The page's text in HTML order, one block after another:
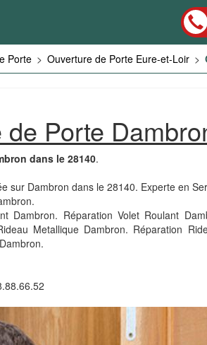
Porte > Ouverture de Porte Eure-et-Loir >
Porte
dans le 28140.
sur Dambron dans le 28140. Experte en
Dambron. Réparation Volet Roulant
Metallique Dambron. Réparation